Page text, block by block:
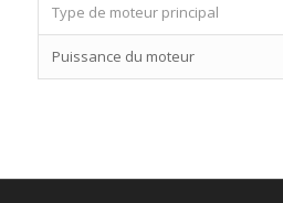
Type de moteur principal
Puissance du moteur